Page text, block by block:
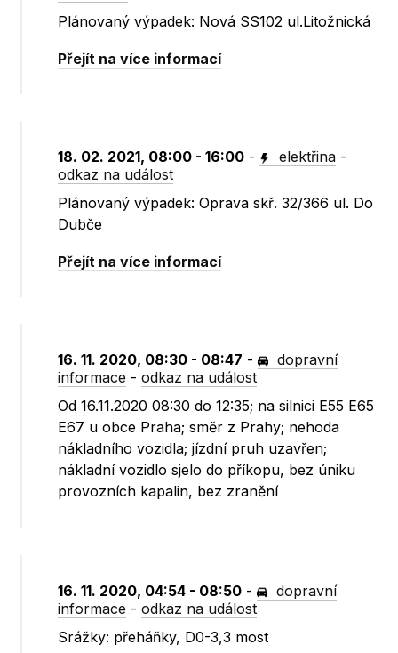
Plánovaný výpadek: Nová SS102 ul.Litožnická
Přejít na více informací
18. 02. 2021, 08:00 - 16:00 - elektřina -
odkaz na událost
Plánovaný výpadek: Oprava skř. 32/366 ul. Do
Dubče
Přejít na více informací
16. 11. 2020, 08:30 - 08:47 -
dopravní
informace -odkaz na událost
Od 16.11.2020 08:30 do 12:35; na silnici E55 E65
E67 u obce Praha; směr z Prahy; nehoda
nákladního vozidla; jízdní pruh uzavřen;
nákladní vozidlo sjelo do příkopu, bez úniku
provozních kapalin, bez zranění
16. 11. 2020, 04:54 - 08:50 -
dopravní
informace -odkaz na událost
Srážky: přeháňky, D0-3,3 most